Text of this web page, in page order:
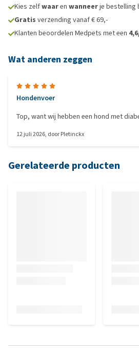
Kies zelfwaaren wanneerje
Gratis verzending vanaf € 69,-
Klanten beoordelen Medpets met een
Wat anderen zeggen
Hondenvoer
Top, want wij hebben een hond met
12 juli 2026, doorPletinckx
Gerelateerde producten